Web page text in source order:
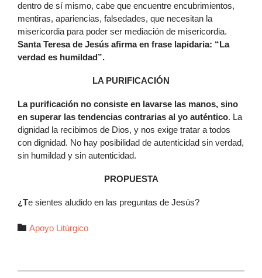
dentro de sí mismo, cabe que encuentre encubrimientos,
mentiras, apariencias, falsedades, que necesitan la
misericordia para poder ser mediación de misericordia.
Santa Teresa de Jesús afirma en frase lapidaria: “La
verdad es humildad”.
LA PURIFICACIÓN
La purificación no consiste en lavarse las manos, sino
en superar las tendencias contrarias al yo auténtico. La
dignidad la recibimos de Dios, y nos exige tratar a todos
con dignidad. No hay posibilidad de autenticidad sin verdad,
sin humildad y sin autenticidad.
PROPUESTA
¿Te sientes aludido en las preguntas de Jesús?
 Autor
Apoyo Litúrgico